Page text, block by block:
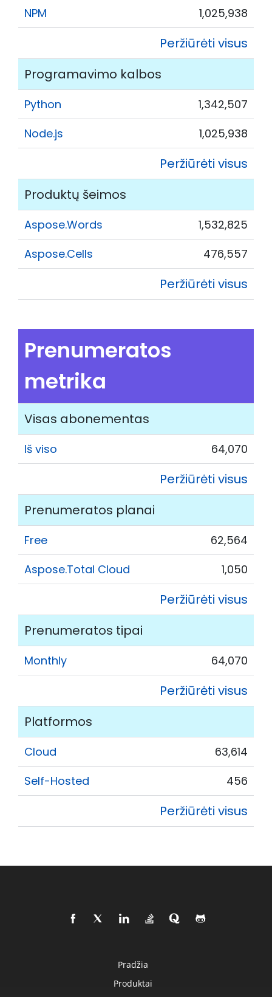
NPM
1,025,938
Peržiūrėti visus
Programavimo kalbos
Python
1,342,507
Node.js
1,025,938
Peržiūrėti visus
Produktų šeimos
Aspose.Words
1,532,825
Aspose.Cells
476,557
Peržiūrėti visus
Prenumeratos
metrika
Visas abonementas
Iš viso 64,070
Peržiūrėti visus
Prenumeratos planai
Free
62,564
Aspose.Total Cloud
1,050
Peržiūrėti visus
Prenumeratos tipai
Monthly 64,070
Peržiūrėti visus
Platformos
Cloud
63,614
Self-Hosted
456
Peržiūrėti visus
Pradžia
Produktai